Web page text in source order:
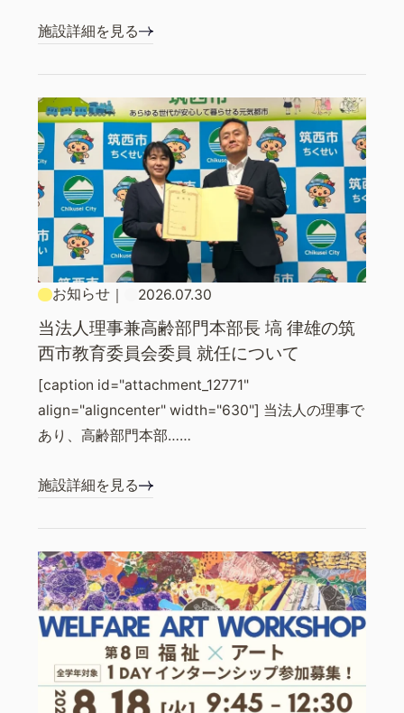
施設詳細を見る
お知らせ｜ 2026.07.30
当法人理事兼高齢部門本部長 塙 律雄の筑
西市教育委員会委員 就任について
[caption id="attachment_12771"
align="aligncenter" width="630"] 当法人の理事で
あり、高齢部門本部……
施設詳細を見る